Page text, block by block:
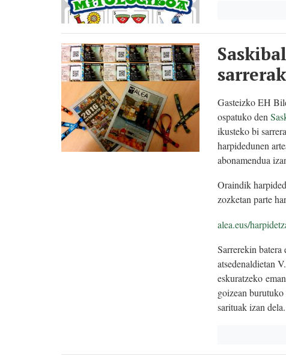
sarrerak
Gasteizko EH
ospatuko den
ikusteko bi
harpidedunen
abonamendua
Oraindik
zozketan parte
alea.eus/
Sarrerekin batera
atsedenaldietan
eskuratzeko
goizean
sarituak izan dela.